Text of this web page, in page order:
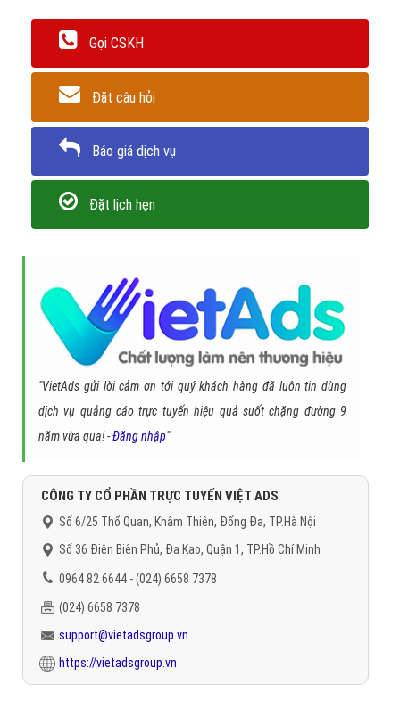
Gọi CSKH
Đặt câu hỏi
Báo giá dịch vụ
Đặt lịch hẹn
"VietAds gửi lời cảm ơn tới quý khách hàng đã luôn tin dùng
dịch vụ quảng cáo trực tuyến hiệu quả suốt chặng đường 9
năm vừa qua! -Đăng nhập"
CÔNG TY CỔ PHẦN TRỰC TUYẾN VIỆT ADS
Số 6/25 Thổ Quan, Khâm Thiên, Đống Đa, TP.Hà Nội
Số 36 Điện Biên Phủ, Đa Kao, Quận 1, TP.Hồ Chí Minh
0964 82 6644 - (024) 6658 7378
(024) 6658 7378
support@vietadsgroup.vn
https://vietadsgroup.vn